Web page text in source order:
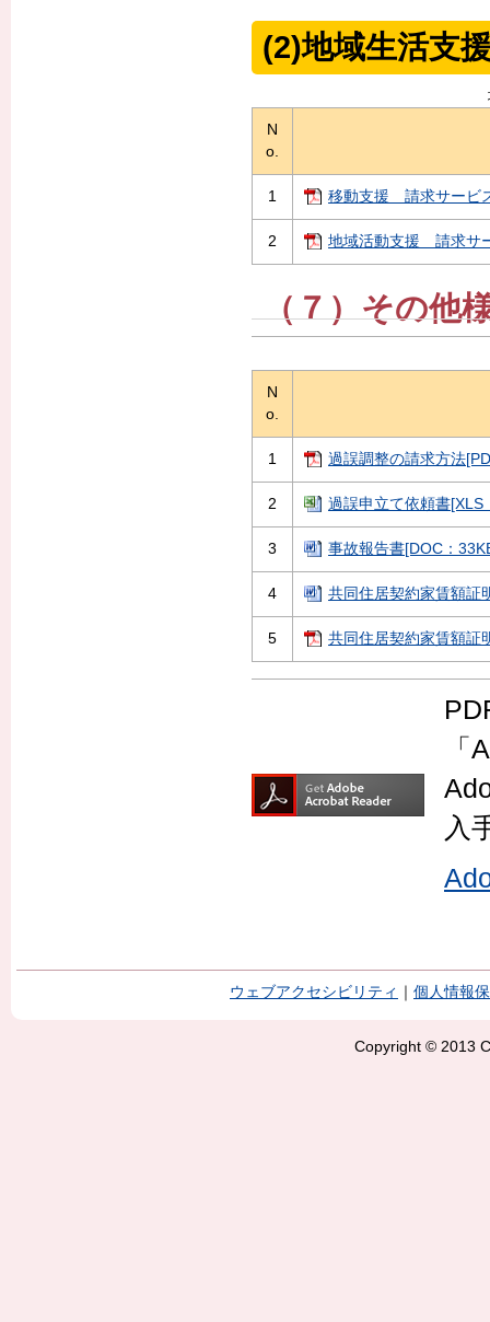
(2)地域生活支
N
o.
1 移動支援 請求サービ
2 地域活動支援 請求サ
（７）その他
N
o.
1 過誤調整の請求方法
2 過誤申立て依頼書[XLS
3 事故報告書[DOC：
4 共同住居契約家賃額証
5 共同住居契約家賃額証
入
ウェブアクセシビリティ 個人情報
Copyright © 2013